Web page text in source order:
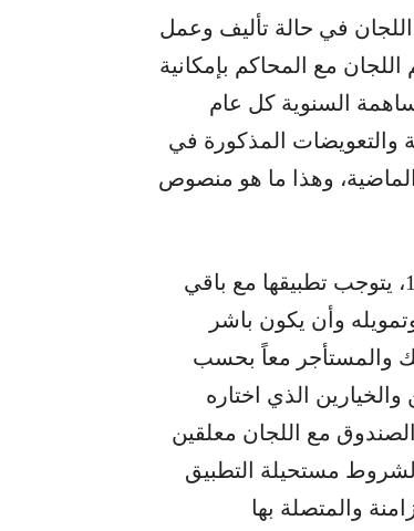
في حالة تأليف وعمل
مع المحاكم بإمكانية
السنوية كل عام
والتعويضات المذكورة في
الماضية، وهذا ما هو منصوص
ومن هنا، قبل القفز لتطبيق المادة 16 بجزئيتها في الفقرة 1، يتوجب تطبيقها مع باقي
وأن يكون باشر
والمستأجر معاً بحسب
الذي اختاره
16و27، مع العلم ان الصندوق مع اللجان معلقين
والشروط مستحيلة التطبيق
والمتصلة بها